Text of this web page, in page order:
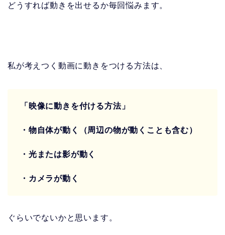
どうすれば動きを出せるか毎回悩みます。
私が考えつく動画に動きをつける方法は、
「映像に動きを付ける方法」
・物自体が動く（周辺の物が動くことも含む）
・光または影が動く
・カメラが動く
ぐらいでないかと思います。